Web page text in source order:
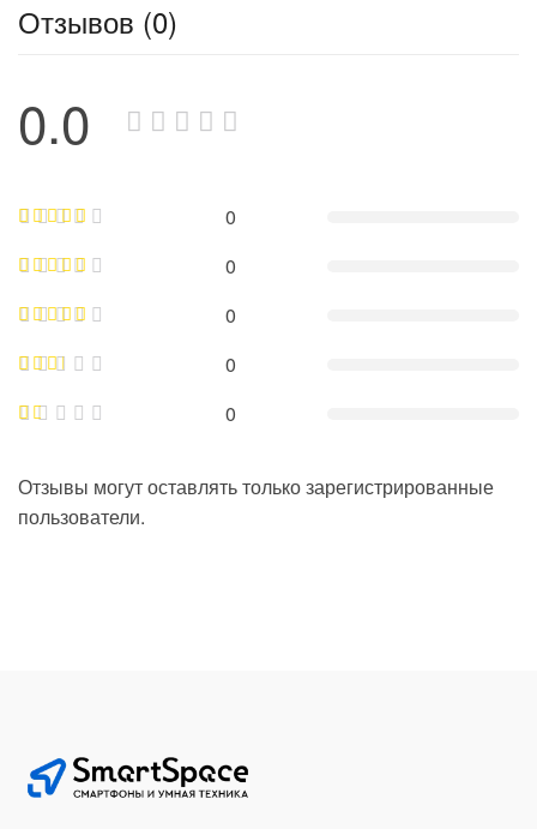
Отзывов (0)
0.0
0
0
0
0
0
Отзывы могут оставлять только зарегистрированные
пользователи.